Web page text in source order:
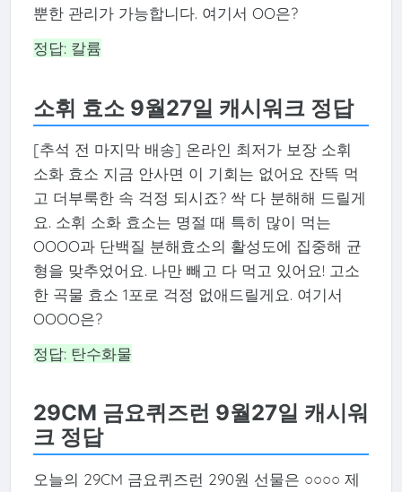
뿐한 관리가 가능합니다. 여기서 OO은?
정답: 칼륨
소휘 효소 9월27일 캐시워크 정답
[추석 전 마지막 배송] 온라인 최저가 보장 소휘
소화 효소 지금 안사면 이 기회는 없어요 잔뜩 먹
고 더부룩한 속 걱정 되시죠? 싹 다 분해해 드릴게
요. 소휘 소화 효소는 명절 때 특히 많이 먹는
OOOO과 단백질 분해효소의 활성도에 집중해 균
형을 맞추었어요. 나만 빼고 다 먹고 있어요! 고소
한 곡물 효소 1포로 걱정 없애드릴게요. 여기서
OOOO은?
정답: 탄수화물
29CM 금요퀴즈런 9월27일 캐시워
크 정답
오늘의 29CM 금요퀴즈런 290원 선물은 ○○○○ 제